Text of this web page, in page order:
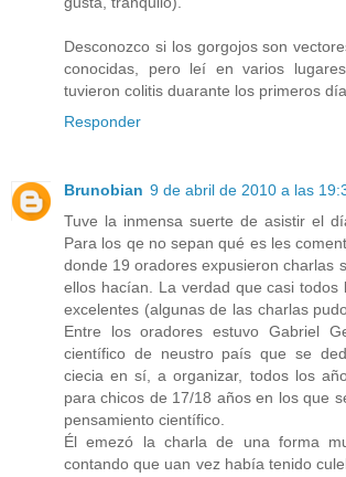
Desconozco si los gorgojos son
conocidas, pero leí en varios
tuvieron colitis duarante los primeros
Responder
Brunobian 9 de abril de 2010 a las
Tuve la inmensa suerte de asistir el
Para los qe no sepan qué es les
donde 19 oradores expusieron charlas
ellos hacían. La verdad que casi todos
excelentes (algunas de las charlas
Entre los oradores estuvo Gabriel
científico de neustro país que se
ciecia en sí, a organizar, todos los
para chicos de 17/18 años en los que
pensamiento científico.
Él emezó la charla de una forma
contando que uan vez había tenido